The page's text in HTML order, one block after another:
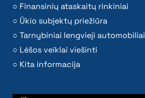
Finansinių ataskaitų rinkiniai
Ūkio subjektų priežiūra
Tarnybiniai lengvieji automobiliai
Lėšos veiklai viešinti
Kita informacija